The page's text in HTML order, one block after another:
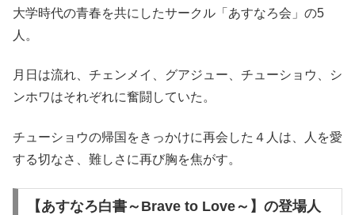
大学時代の青春を共にしたサークル「あすなろ会」の5
人。
月日は流れ、チェンメイ、グアジュー、チューショウ、シ
ンホワはそれぞれに奮闘していた。
チューショウの帰国をきっかけに再会した４人は、人を愛
する切なさ、難しさに再び胸を焦がす。
【あすなろ白書～Brave to Love～】の登場人